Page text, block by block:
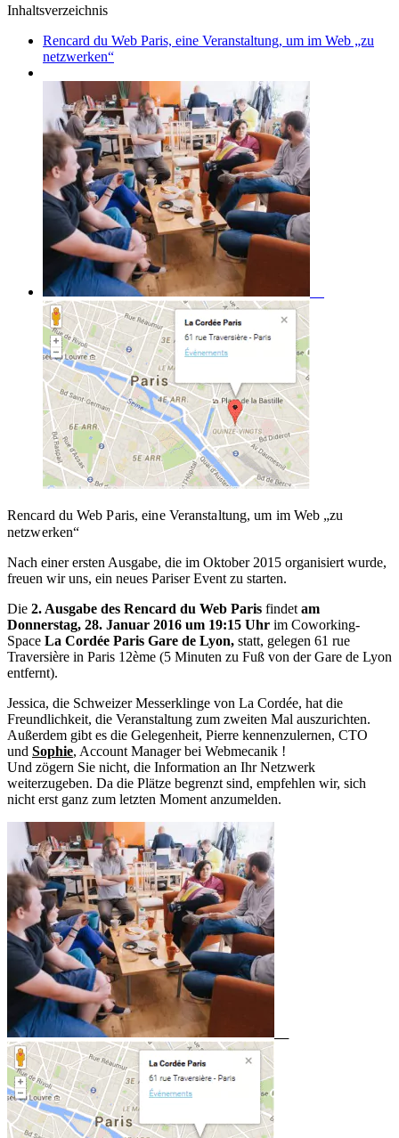
Inhaltsverzeichnis
Rencard du Web Paris, eine Veranstaltung, um im Web „zu
netzwerken“
Rencard du Web Paris, eine Veranstaltung, um im Web „zu
netzwerken“
Nach einer ersten Ausgabe, die im Oktober 2015 organisiert wurde,
freuen wir uns, ein neues Pariser Event zu starten.
Die 2. Ausgabe des Rencard du Web Paris findet am
Donnerstag, 28. Januar 2016 um 19:15 Uhr im Coworking-
Space La Cordée Paris Gare de Lyon, statt, gelegen 61 rue
Traversière in Paris 12ème (5 Minuten zu Fuß von der Gare de Lyon
entfernt).
Jessica, die Schweizer Messerklinge von La Cordée, hat die
Freundlichkeit, die Veranstaltung zum zweiten Mal auszurichten.
Außerdem gibt es die Gelegenheit, Pierre kennenzulernen, CTO
und Sophie, Account Manager bei Webmecanik !
Und zögern Sie nicht, die Information an Ihr Netzwerk
weiterzugeben. Da die Plätze begrenzt sind, empfehlen wir, sich
nicht erst ganz zum letzten Moment anzumelden.